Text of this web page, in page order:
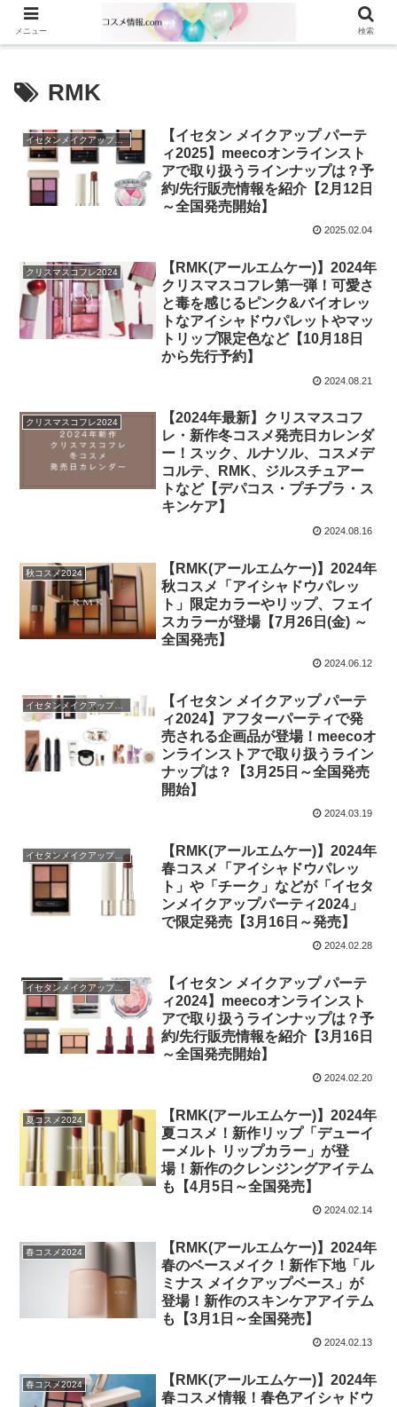
RMK
イセタンメイクアップパーティー2025
【イセタン メイクアップ パーテ
ィ2025】meecoオンラインスト
アで取り扱うラインナップは？予
約/先行販売情報を紹介【2月12日
～全国発売開始】
2025.02.04
クリスマスコフレ2024
【RMK(アールエムケー)】2024年
クリスマスコフレ第一弾！可愛さ
と毒を感じるピンク&バイオレッ
トなアイシャドウパレットやマッ
トリップ限定色など【10月18日
から先行予約】
2024.08.21
クリスマスコフレ2024
【2024年最新】クリスマスコフ
レ・新作冬コスメ発売日カレンダ
ー！スック、ルナソル、コスメデ
コルテ、RMK、ジルスチュアー
トなど【デパコス・プチプラ・ス
キンケア】
2024.08.16
秋コスメ2024
【RMK(アールエムケー)】2024年
秋コスメ「アイシャドウパレッ
ト」限定カラーやリップ、フェイ
スカラーが登場【7月26日(金) ～
全国発売】
2024.06.12
イセタンメイクアップパーティ2024
【イセタン メイクアップ パーテ
ィ2024】アフターパーティで発
売される企画品が登場！meecoオ
ンラインストアで取り扱うライン
ナップは？【3月25日～全国発売
開始】
2024.03.19
イセタンメイクアップパーティ2024
【RMK(アールエムケー)】2024年
春コスメ「アイシャドウパレッ
ト」や「チーク」などが「イセタ
ンメイクアップパーティ2024」
で限定発売【3月16日～発売】
2024.02.28
イセタンメイクアップパーティ2024
【イセタン メイクアップ パーテ
ィ2024】meecoオンラインスト
アで取り扱うラインナップは？予
約/先行販売情報を紹介【3月16日
～全国発売開始】
2024.02.20
夏コスメ2024
【RMK(アールエムケー)】2024年
夏コスメ！新作リップ「デューイ
ーメルト リップカラー」が登
場！新作のクレンジングアイテム
も【4月5日～全国発売】
2024.02.14
春コスメ2024
【RMK(アールエムケー)】2024年
春のベースメイク！新作下地「ル
ミナス メイクアップベース」が
登場！新作のスキンケアアイテム
も【3月1日～全国発売】
2024.02.13
春コスメ2024
【RMK(アールエムケー)】2024年
春コスメ情報！春色アイシャドウ
メニュー 検索